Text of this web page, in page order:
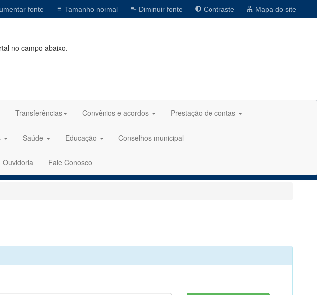
fonte Tamanho normal Diminuir fonte Contraste Mapa do site
no campo abaixo.
Transferências Convênios e acordos Prestação de contas
Saúde Educação Conselhos municipal
Ouvidoria Fale Conosco